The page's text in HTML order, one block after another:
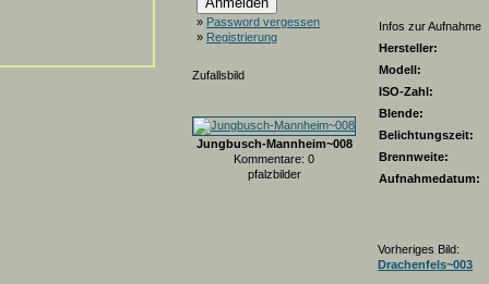
» Password vergessen
» Registrierung
Zufallsbild
Jungbusch-Mannheim~008
Kommentare: 0
pfalzbilder
Infos zur Aufnahme
Hersteller:
Modell:
ISO-Zahl:
Blende:
Belichtungszeit:
Brennweite:
Aufnahmedatum:
Vorheriges Bild:
Drachenfels~003